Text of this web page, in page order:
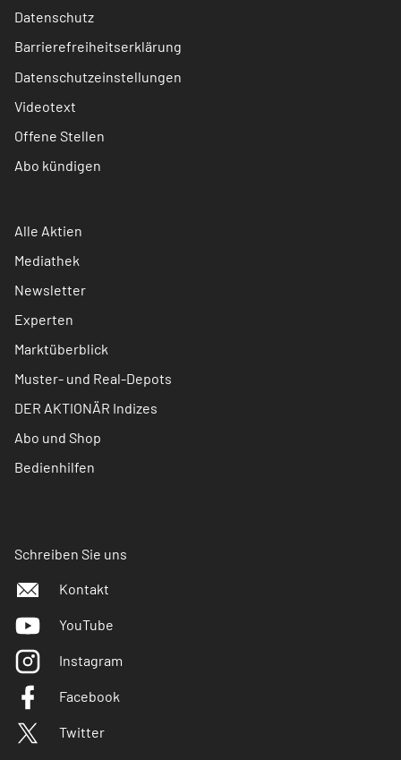
Datenschutz
Barrierefreiheitserklärung
Datenschutzeinstellungen
Videotext
Offene Stellen
Abo kündigen
Alle Aktien
Mediathek
Newsletter
Experten
Marktüberblick
Muster- und Real-Depots
DER AKTIONÄR Indizes
Abo und Shop
Bedienhilfen
Schreiben Sie uns
Kontakt
YouTube
Instagram
Facebook
Twitter